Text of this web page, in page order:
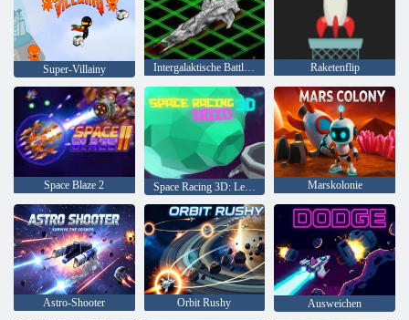
Super-Villainy Intergalaktische Battleships Raketenflip
Space Blaze 2 Space Racing 3D: Leere Marskolonie
Astro-Shooter Orbit Rushy Ausweichen